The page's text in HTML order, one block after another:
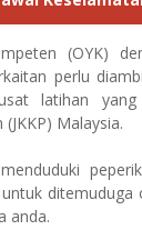
(OYK)
perlu
latihan
Malaysia.
ditemuduga
anda.